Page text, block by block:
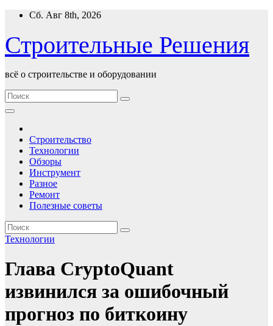
Перейти
содержимому
Сб. Авг 8th, 2026
Строительные Решения
всё о строительстве и оборудовании
Строительство
Технологии
Обзоры
Инструмент
Разное
Ремонт
Полезные советы
Технологии
Глава CryptoQuant
извинился за ошибочный
прогноз по биткоину